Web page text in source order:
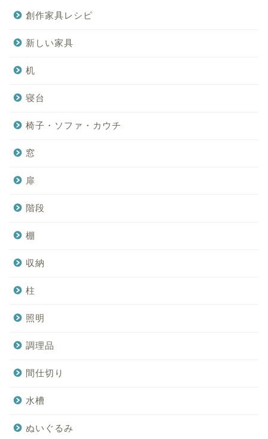
創作家具レシピ
新しい家具
机
寝台
椅子・ソファ・カウチ
窓
扉
階段
棚
収納
柱
照明
調理品
間仕切り
水槽
ぬいぐるみ